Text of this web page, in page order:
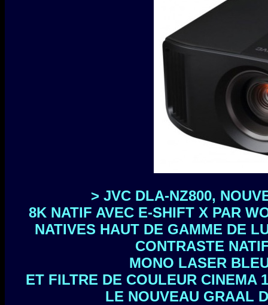
> JVC DLA-NZ800,
8K NATIF AVEC E-SHIFT X PAR
NATIVES HAUT DE GAMME DE
CONTRASTE
MONO LASER
ET FILTRE DE COULEUR CINEMA
LE NOUVEAU GRAAL